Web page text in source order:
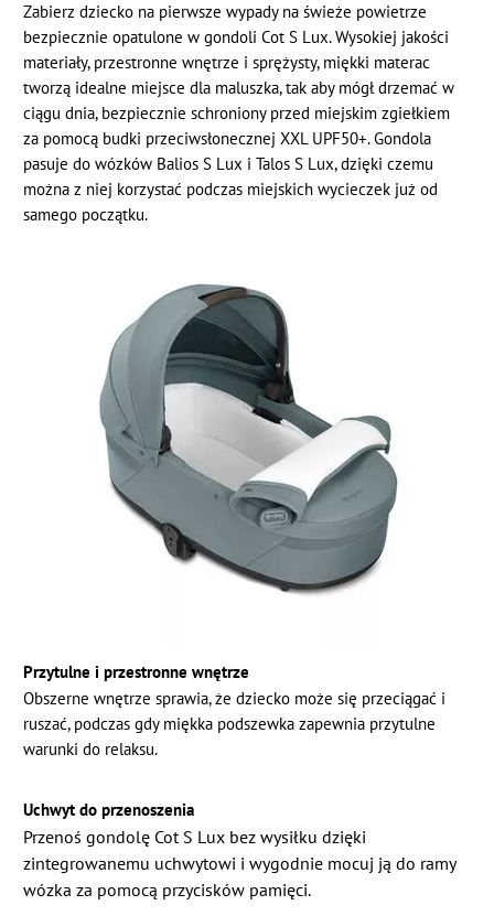
Zabierz dziecko na pierwsze wypady na świeże powietrze
bezpiecznie opatulone w gondoli Cot S Lux. Wysokiej jakości
materiały, przestronne wnętrze i sprężysty, miękki materac
tworzą idealne miejsce dla maluszka, tak aby mógł drzemać w
ciągu dnia, bezpiecznie schroniony przed miejskim zgiełkiem
za pomocą budki przeciwsłonecznej XXL UPF50+. Gondola
pasuje do wózków Balios S Lux i Talos S Lux, dzięki czemu
można z niej korzystać podczas miejskich wycieczek już od
samego początku.
Przytulne i przestronne wnętrze
Obszerne wnętrze sprawia, że dziecko może się przeciągać i
ruszać, podczas gdy miękka podszewka zapewnia przytulne
warunki do relaksu.
Uchwyt do przenoszenia
Przenoś gondolę Cot S Lux bez wysiłku dzięki
zintegrowanemu uchwytowi i wygodnie mocuj ją do ramy
wózka za pomocą przycisków pamięci.